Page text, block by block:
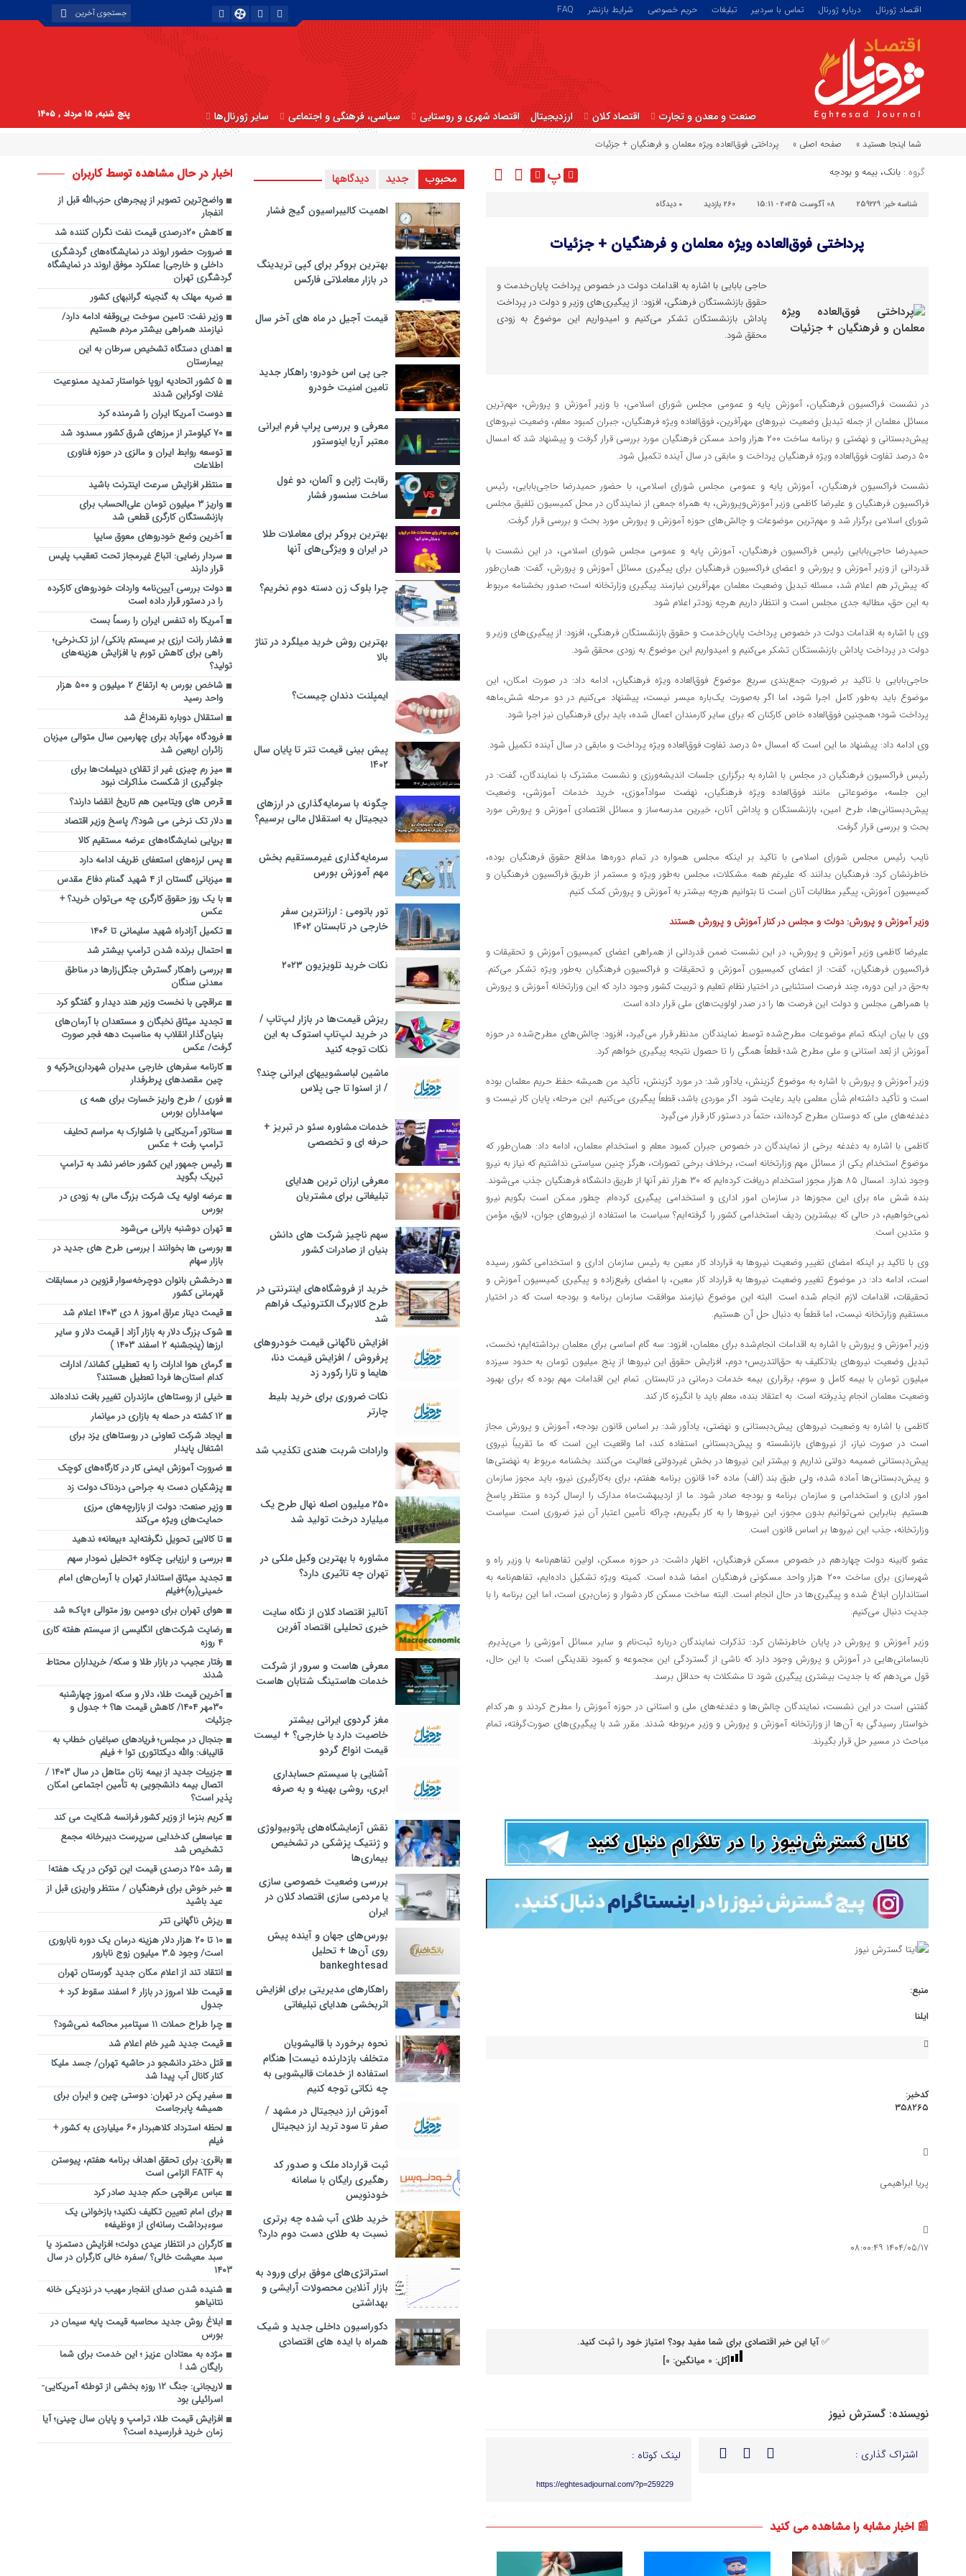
اقتصاد ژورنال درباره ژورنال تماس با سردبیر تبلیغات حریم خصوصی شرایط بازنشر FAQ
صنعت و معدن و تجارت اقتصاد کلان ارزدیجیتال اقتصاد شهری و روستایی سیاسی، فرهنگی و اجتماعی سایر ژورنال‌ها پنج شنبه, ۱۵ مرداد , ۱۴۰۵
شما اینجا هستید » صفحه اصلی » پرداختی فوق‌العاده ویژه معلمان و فرهنگیان + جزئیات
گروه : بانک، بیمه و بودجه پ
شناسه خبر: 259229 08 آگوست 2025 - 15:11 260 بازدید ۰ دیدگاه
پرداختی فوق‌العاده ویژه معلمان و فرهنگیان + جزئیات
حاجی بابایی با اشاره به اقدامات دولت در خصوص پرداخت پایان‌خدمت و
حقوق بازنشستگان فرهنگی، افزود: از پیگیری‌های وزیر و دولت در پرداخت
پاداش بازنشستگان تشکر می‌کنیم و امیدواریم این موضوع به زودی
محقق شود.
در نشست فراکسیون فرهنگیان، آموزش پایه و عمومی مجلس شورای اسلامی، با وزیر آموزش و پرورش، مهم‌ترین
مسائل معلمان از جمله تبدیل وضعیت نیروهای مهرآفرین، فوق‌العاده ویژه فرهنگیان، جبران کمبود معلم، وضعیت نیروهای
پیش‌دبستانی و نهضتی و برنامه ساخت ۲۰۰ هزار واحد مسکن فرهنگیان مورد بررسی قرار گرفت و پیشنهاد شد که امسال
۵۰ درصد تفاوت فوق‌العاده ویژه فرهنگیان پرداخت و مابقی در سال آینده تکمیل شود.
نشست فراکسیون فرهنگیان، آموزش پایه و عمومی مجلس شورای اسلامی، با حضور حمیدرضا حاجی‌بابایی، رئیس
فراکسیون فرهنگیان و علیرضا کاظمی وزیر آموزش‌وپرورش، به همراه جمعی از نمایندگان در محل کمیسیون تلفیق مجلس
شورای اسلامی برگزار شد و مهم‌ترین موضوعات و چالش‌های حوزه آموزش و پرورش مورد بحث و بررسی قرار گرفت.
حمیدرضا حاجی‌بابایی رئیس فراکسیون فرهنگیان، آموزش پایه و عمومی مجلس شورای اسلامی، در این نشست با
قدردانی از وزیر آموزش و پرورش و اعضای فراکسیون فرهنگیان برای پیگیری مسائل آموزش و پرورش، گفت: همان‌طور
که پیش‌تر هم اعلام شد، مسئله تبدیل وضعیت معلمان مهرآفرین نیازمند پیگیری وزارتخانه است؛ صدور بخشنامه مربوط
به این حق، مطالبه جدی مجلس است و انتظار داریم هرچه زودتر اعلام شود.
وی با اشاره به اقدامات دولت در خصوص پرداخت پایان‌خدمت و حقوق بازنشستگان فرهنگی، افزود: از پیگیری‌های وزیر و
دولت در پرداخت پاداش بازنشستگان تشکر می‌کنیم و امیدواریم این موضوع به زودی محقق شود.
حاجی‌بابایی با تاکید بر ضرورت جمع‌بندی سریع موضوع فوق‌العاده ویژه فرهنگیان، ادامه داد: در صورت امکان، این
موضوع باید به‌طور کامل اجرا شود، اما اگر به‌صورت یک‌باره میسر نیست، پیشنهاد می‌کنیم در دو مرحله شش‌ماهه
پرداخت شود؛ همچنین فوق‌العاده خاص کارکنان که برای سایر کارمندان اعمال شده، باید برای فرهنگیان نیز اجرا شود.
وی ادامه داد: پیشنهاد ما این است که امسال ۵۰ درصد تفاوت فوق‌العاده ویژه پرداخت و مابقی در سال آینده تکمیل شود.
رئیس فراکسیون فرهنگیان در مجلس با اشاره به برگزاری جلسات اندیشه‌ورزی و نشست مشترک با نمایندگان، گفت: در
این جلسه، موضوعاتی مانند فوق‌العاده ویژه فرهنگیان، نهضت سوادآموزی، خرید خدمات آموزشی، وضعیت
پیش‌دبستانی‌ها، طرح امین، بازنشستگان و پاداش آنان، خیرین مدرسه‌ساز و مسائل اقتصادی آموزش و پرورش مورد
بحث و بررسی قرار گرفت.
نایب رئیس مجلس شورای اسلامی با تاکید بر اینکه مجلس همواره در تمام دوره‌ها مدافع حقوق فرهنگیان بوده،
خاطرنشان کرد: فرهنگیان بدانند که علیرغم همه مشکلات، مجلس به‌طور ویژه و مستمر از طریق فراکسیون فرهنگیان و
کمیسیون آموزش، پیگیر مطالبات آنان است تا بتوانیم هرچه بیشتر به آموزش و پرورش کمک کنیم.
وزیر آموزش و پرورش: دولت و مجلس در کنار آموزش و پرورش هستند
علیرضا کاظمی وزیر آموزش و پرورش، در این نشست ضمن قدردانی از همراهی اعضای کمیسیون آموزش و تحقیقات و
فراکسیون فرهنگیان، گفت: از اعضای کمیسیون آموزش و تحقیقات و فراکسیون فرهنگیان به‌طور ویژه تشکر می‌کنم.
به‌حق در این دوره، چند فرصت استثنایی در اختیار نظام تعلیم و تربیت کشور وجود دارد که این وزارتخانه آموزش و پرورش
با همراهی مجلس و دولت این فرصت ها را در صدر اولویت‌های ملی قرار داده است.
وی با بیان اینکه تمام موضوعات مطرح‌شده توسط نمایندگان مدنظر قرار می‌گیرد، افزود: چالش‌های مطرح‌شده در حوزه
آموزش از بُعد استانی و ملی مطرح شد؛ قطعاً همگی را تا حصول نتیجه پیگیری خواهم کرد.
وزیر آموزش و پرورش با اشاره به موضوع گزینش، یادآور شد: در مورد گزینش، تأکید من همیشه حفظ حریم معلمان بوده
است و تأکید داشته‌ام شأن معلمی باید رعایت شود. اگر موردی باشد، قطعاً پیگیری می‌کنیم. این مرحله، پایان کار نیست و
دغدغه‌های ملی که دوستان مطرح کرده‌اند، حتماً در دستور کار قرار می‌گیرد.
کاظمی با اشاره به دغدغه برخی از نمایندگان در خصوص جبران کمبود معلم و استخدام معلمان، ادامه داد: همان‌طور که
موضوع استخدام یکی از مسائل مهم وزارتخانه است، برخلاف برخی تصورات، هرگز چنین سیاستی نداشتیم که نیاز به نیرو
وجود ندارد. امسال ۸۵ هزار مجوز استخدام دریافت کرده‌ایم که ۳۰ هزار نفر آنها از طریق دانشگاه فرهنگیان جذب می‌شوند.
بنده شش ماه برای این مجوزها در سازمان امور اداری و استخدامی پیگیری کرده‌ام. چطور ممکن است بگویم نیرو
نمی‌خواهیم، در حالی که بیشترین ردیف استخدامی کشور را گرفته‌ایم؟ سیاست ما استفاده از نیروهای جوان، لایق، مؤمن
و متدین است.
وی با تاکید بر اینکه امضای تغییر وضعیت نیروها به قرارداد کار معین به رئیس سازمان اداری و استخدامی کشور رسیده
است، ادامه داد: در موضوع تغییر وضعیت نیروها به قرارداد کار معین، با امضای رفیع‌زاده و پیگیری کمیسیون آموزش و
تحقیقات، اقدامات لازم انجام شده است. البته این موضوع نیازمند موافقت سازمان برنامه و بودجه است که در اختیار
مستقیم وزارتخانه نیست، اما قطعاً به دنبال حل آن هستیم.
وزیر آموزش و پرورش با اشاره به اقدامات انجام‌شده برای معلمان، افزود: سه گام اساسی برای معلمان برداشته‌ایم؛ نخست،
تبدیل وضعیت نیروهای بلاتکلیف به حق‌التدریس؛ دوم، افزایش حقوق این نیروها از پنج میلیون تومان به حدود سیزده
میلیون تومان با بیمه کامل و سوم، برقراری بیمه خدمات درمانی در تابستان. تمام این اقدامات مهم بوده که برای بهبود
وضعیت معلمان انجام پذیرفته است. به اعتقاد بنده، معلم باید با انگیزه کار کند.
کاظمی با اشاره به وضعیت نیروهای پیش‌دبستانی و نهضتی، یادآور شد: بر اساس قانون بودجه، آموزش و پرورش مجاز
است در صورت نیاز، از نیروهای بازنشسته و پیش‌دبستانی استفاده کند، اما واقعیت این است که ما تقریباً نیروی
پیش‌دبستانی ضمیمه دولتی نداریم و بیشتر این نیروها در بخش غیردولتی فعالیت می‌کنند. بخشنامه مربوط به نهضتی‌ها
و پیش‌دبستانی‌ها آماده شده، ولی طبق بند (الف) ماده ۱۰۶ قانون برنامه هفتم، برای به‌کارگیری نیرو، باید مجوز سازمان
امور اداری و استخدامی و سازمان برنامه و بودجه صادر شود. ما از اردیبهشت‌ماه مدارک را ارسال کرده و منتظر پاسخ
هستیم. بنابراین نمی‌توانیم بدون مجوز، این نیروها را به کار بگیریم، چراکه تأمین اعتبار آن نیز ضروری است. سیاست
وزارتخانه، جذب این نیروها بر اساس قانون است.
عضو کابینه دولت چهاردهم در خصوص مسکن فرهنگیان، اظهار داشت: در حوزه مسکن، اولین تفاهم‌نامه با وزیر راه و
شهرسازی برای ساخت ۲۰۰ هزار واحد مسکونی فرهنگیان امضا شده است. کمیته ویژه تشکیل داده‌ایم، تفاهم‌نامه به
استانداران ابلاغ شده و پیگیری‌ها در حال انجام است. البته ساخت مسکن کار دشوار و زمان‌بری است، اما این برنامه را با
جدیت دنبال می‌کنیم.
وزیر آموزش و پرورش در پایان خاطرنشان کرد: تذکرات نمایندگان درباره ثبت‌نام و سایر مسائل آموزشی را می‌پذیرم.
نابسامانی‌هایی در آموزش و پرورش وجود دارد که ناشی از گستردگی این مجموعه و کمبود نقدینگی است. با این حال،
قول می‌دهم که با جدیت بیشتری پیگیری شود تا مشکلات به حداقل برسد.
گفتنی است در این نشست، نمایندگان چالش‌ها و دغدغه‌های ملی و استانی در حوزه آموزش را مطرح کردند و هر کدام
خواستار رسیدگی به آن‌ها از وزارتخانه آموزش و پرورش و وزیر مربوطه شدند. مقرر شد با پیگیری‌های صورت‌گرفته، تمام
مباحث در مسیر حل قرار بگیرند.
منبع:
ایلنا
کدخبر:
۳۵۸۲۶۵
پریا ابراهیمی
۱۴۰۴/۰۵/۱۷ ۰۸:۰۰:۴۹
✅ آیا این خبر اقتصادی برای شما مفید بود؟ امتیاز خود را ثبت کنید.
[کل: 0 میانگین: 0
]
نویسنده: گسترش نیوز
اشتراک گذاری : لینک کوتاه :
https://eghtesadjournal.com/?p=259229
📰 اخبار مشابه را مشاهده می کنید
محبوب جدید دیدگاهها
اهمیت کالیبراسیون گیج فشار
بهترین بروکر برای کپی‌ تریدینگ
در بازار معاملاتی فارکس
قیمت آجیل در ماه های آخر سال
جی پی اس خودرو؛ راهکار جدید
تامین امنیت خودرو
معرفی و بررسی پراپ فرم ایرانی
معتبر آریا اینوستور
رقابت ژاپن و آلمان، دو غول
ساخت سنسور فشار
بهترین بروکر برای معاملات طلا
در ایران و ویژگی‌های آنها
چرا بلوک زن دسته دوم نخریم؟
بهترین روش خرید میلگرد در تناژ
بالا
ایمپلنت دندان چیست؟
پیش بینی قیمت تتر تا پایان سال
۱۴۰۲
چگونه با سرمایه‌گذاری در ارزهای
دیجیتال به استقلال مالی برسیم؟
سرمایه‌گذاری غیرمستقیم بخش
مهم آموزش بورس
تور باتومی : ارزانترین سفر
خارجی در تابستان ۱۴۰۲
نکات خرید تلویزیون ۲۰۲۳
ریزش قیمت‌ها در بازار لپ‌تاپ /
در خرید لپ‌تاپ استوک به این
نکات توجه کنید
ماشین لباسشویی‎های ایرانی چند؟
/ از اسنوا تا جی پلاس
خدمات مشاوره سئو در تبریز +
حرفه ای و تخصصی
معرفی ارزان ترین هدایای
تبلیغاتی برای مشتریان
سهم ناچیز شرکت های دانش
بنیان از صادرات کشور
خرید از فروشگاه‌های اینترنتی در
طرح کالابرگ الکترونیک فراهم
شد
افزایش ناگهانی قیمت خودروهای
پرفروش / افزایش قیمت دنا،
هایما و تارا رکورد زد
نکات ضروری برای خرید بلیط
چارتر
وارادات شربت هندی تکذیب شد
۲۵۰ میلیون اصله نهال طرح یک
میلیارد درخت تولید شد
مشاوره با بهترین وکیل ملکی در
تهران چه تاثیری دارد؟
آنالیز اقتصاد کلان از نگاه سایت
خبری تحلیلی اقتصاد آفرین
معرفی هاست و سرور از شرکت
خدمات هاستینگ شتابان هاست
مغز گردوی ایرانی بیشتر
خاصیت دارد یا خارجی؟ + لیست
قیمت انواع گردو
آشنایی با سیستم حسابداری
ابری، روشی بهینه و به صرفه
نقش آزمایشگاه‌های پاتوبیولوژی
و ژنتیک پزشکی در تشخیص
بیماری‌ها
بررسی وضعیت خصوصی سازی
یا مردمی سازی اقتصاد کلان در
ایران
بورس‌های جهان و آینده پیش
روی آن‌ها + تحلیل
bankeghtesad
راهکارهای مدیریتی برای افزایش
اثربخشی هدایای تبلیغاتی
نحوه برخورد با قالیشویان
متخلف بازدارنده نیست| هنگام
استفاده از خدمات قالیشویی به
چه نکاتی توجه کنیم
آموزش ارز دیجیتال در مشهد /
صفر تا سود ترید ارز دیجیتال
ثبت قرارداد ملک و صدور کد
رهگیری رایگان با سامانه
خودنویس
خرید طلای آب شده چه برتری
نسبت به طلای دست دوم دارد؟
استراتژی‌های موفق برای ورود به
بازار آنلاین محصولات آرایشی و
بهداشتی
دکوراسیون داخلی جدید و شیک
همراه با ایده های اقتصادی
اخبار در حال مشاهده توسط کاربران
واضح‌ترین تصویر از پیجرهای حزب‌الله قبل از
انفجار
کاهش ۲۰درصدی قیمت نفت نگران کننده شد
ضرورت حضور اروند در نمایشگاه‌های گردشگری
داخلی و خارجی| عملکرد موفق اروند در نمایشگاه
گردشگری تهران
ضربه مهلک به گنجینه گرانبهای کشور
وزیر نفت: تامین سوخت بی‌وقفه ادامه دارد/
نیازمند همراهی بیشتر مردم هستیم
اهدای دستگاه تشخیص سرطان به این
بیمارستان
۵ کشور اتحادیه اروپا خواستار تمدید ممنوعیت
غلات اوکراین شدند
دوست آمریکا ایران را شرمنده کرد
‌۷۰ کیلومتر از مرزهای شرق کشور مسدود شد‌
توسعه روابط ایران و مالزی در حوزه فناوری
اطلاعات
منتظر افزایش سرعت اینترنت باشید
واریز ۳ میلیون تومان علی‌الحساب برای
بازنشستگان کارگری قطعی شد
آخرین وضع خودروهای معوق سایپا
سردار رضایی: اتباع غیرمجاز تحت تعقیب پلیس
قرار دارند
دولت بررسی آیین‌نامه واردات خودروهای کارکرده
را در دستور قرار داده است
آمریکا راه تنفس ایران را رسماً بست
فشار رانت ارزی بر سیستم بانکی/ ارز تک‌نرخی؛
راهی برای کاهش تورم یا افزایش هزینه‌های
تولید؟
شاخص بورس به ارتفاع ۲ میلیون و ۵۰۰ هزار
واحد رسید
استقلال دوباره نقره‌داغ شد
فرودگاه مهرآباد برای چهارمین سال متوالی میزبان
زائران اربعین شد
میز رم چیزی غیر از تقلای دیپلمات‌ها برای
جلوگیری از شکست مذاکرات نبود
قرص های ویتامین هم تاریخ انقضا دارند؟
دلار تک نرخی می شود؟/ پاسخ وزیر اقتصاد
برپایی نمایشگاه‌های عرضه مستقیم کالا
پس لرزه‌های استعفای ظریف ادامه دارد
میزبانی گلستان از ۴ شهید گمنام دفاع مقدس
با یک روز حقوق کارگری چه می‌توان خرید؟ +
عکس
تکمیل آزادراه شهید سلیمانی تا ۱۴۰۶
احتمال برنده شدن ترامپ بیشتر شد
بررسی راهکار گسترش جنگل‌زارها در مناطق
معدنی سنگان
عراقچی با نخست وزیر هند دیدار و گفتگو کرد
تجدید میثاق نخبگان و مستعدان با آرمان‌های
بنیان‌گذار انقلاب به مناسبت دهه فجر صورت
گرفت/ عکس
کارنامه سفرهای خارجی مدیران شهرداری؛ترکیه و
چین مقصدهای پرطرفدار
فوری / طرح واریز خسارت برای همه ی
سهامداران بورس
سناتور آمریکایی با شلوارک به مراسم تحلیف
ترامپ رفت + عکس
رئیس جمهور این کشور حاضر نشد به ترامپ
تبریک بگوید
عرضه اولیه یک شرکت بزرگ مالی به زودی در
بورس
تهران دوشنبه بارانی می‌شود
بورسی ها بخوانند | بررسی طرح های جدید در
بازار سهام
درخشش بانوان دوچرخه‌سوار قزوین در مسابقات
قهرمانی کشور
قیمت دینار عراق امروز ۸ دی ۱۴۰۳ اعلام شد
شوک بزرگ دلار به بازار آزاد | قیمت دلار و سایر
ارزها (پنجشنبه ۲ اسفند ۱۴۰۳ )
گرمای هوا ادارات را به تعطیلی کشاند/ ادارات
کدام استان‌ها فردا تعطیل هستند؟
خیلی از روستاهای مازندران تغییر بافت نداده‌اند
۱۲ کشته در حمله به بازاری در میانمار
ایجاد شرکت تعاونی در روستاهای یزد برای
اشتغال پایدار
ضرورت آموزش ایمنی کار در کارگاه‌های کوچک
پزشکیان دست به جراحی دردناک دولت زد
وزیر صنعت: دولت از بازارچه‌های مرزی
حمایت‌های ویژه می‌کند
تا کالایی تحویل نگرفته‌اید «بیعانه» ندهید
بررسی و ارزیابی چکاوه +تحلیل نمودار سهم
تجدید میثاق استاندار تهران با آرمان‌های امام
خمینی(ره)+فیلم
هوای تهران برای دومین روز متوالی «پاک» شد
رضایت شرکت‌های انگلیسی از سیستم هفته کاری
۴ روزه
رفتار عجیب در بازار طلا و سکه/ خریداران محتاط
شدند
آخرین قیمت طلا، دلار و سکه امروز چهارشنبه
۳۰مهر ۱۴۰۴/ کاهش قیمت ها؟ + جدول و
جزئیات
جنجال در مجلس؛ فریادهای صباغیان خطاب به
قالیباف: والله دیکتاتوری تو! + فیلم
جزییات جدید از بیمه زنان متاهل در سال ۱۴۰۳ /
اتصال بیمه دانشجویی به تأمین اجتماعی امکان
پذیر است؟
کریم بنزما از وزیر کشور فرانسه شکایت می کند
عباسعلی کدخدایی سرپرست دبیرخانه مجمع
تشخیص شد
رشد ۲۵۰ درصدی قیمت این توکن در یک هفته!
خبر خوش برای فرهنگیان / منتظر واریزی قبل از
عید باشید
ریزش ناگهانی تتر
۱۰ تا ۲۰ هزار دلار هزینه درمان یک دوره ناباروری
است/ وجود ۳.۵ میلیون زوج نابارور
انتقاد تند از اعلام مکان جدید گورستان تهران
قیمت طلا امروز در بازار ۶ اسفند سقوط کرد +
جدول
چرا طراح حملات ۱۱ سپتامبر محاکمه نمی‌شود؟
قیمت جدید شیر خام اعلام شد
قتل دختر دانشجو در حاشیه تهران/ جسد ملیکا
کنار کانال آب پیدا شد
سفیر پکن در تهران: دوستی چین و ایران برای
همیشه پابرجاست
لحظه استرداد کلاهبردار ۶۰ میلیاردی به کشور +
فیلم
باقری: برای تحقق اهداف برنامه هفتم، پیوستن
به FATF الزامی است
عباس عراقچی حکم جدید صادر کرد
برای امام تعیین تکلیف نکنید؛ بازخوانی یک
سوءبرداشت رسانه‌ای از «وظیفه»
کارگران در انتظار عیدی دولت؛ افزایش دستمزد یا
سبد معیشت خالی؟ /سفره خالی کارگران در سال
۱۴۰۳
شنیده شدن صدای انفجار مهیب در نزدیکی خانه
نتانیاهو
ابلاغ روش جدید محاسبه قیمت پایه سیمان در
بورس
مژده به معتادان عزیز ؛ این خدمت برای شما
رایگان شد !
لاریجانی: جنگ ۱۲ روزه بخشی از توطئه آمریکایی-
اسرائیلی بود
افزایش قیمت طلا، ترامپ و پایان سال چینی؛ آیا
زمان خرید فرارسیده است؟